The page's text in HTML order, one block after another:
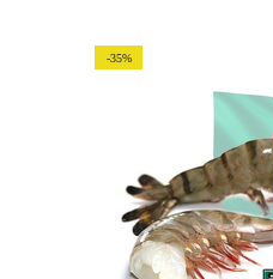
-35%